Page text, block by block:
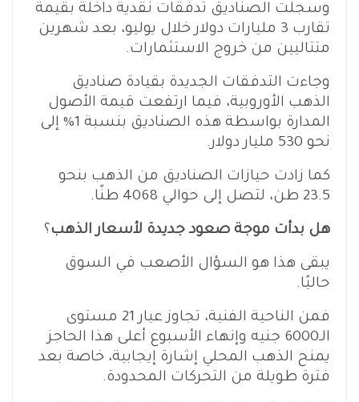
وسجلت الصناديق تدفقات نقدية داخلة بقيمة
تقارب 3 مليارات دولار خلال يوليو، بعد شهرين
متتاليين من خروج الاستثمارات.
وجاءت التدفقات الجديدة بقيادة صناديق
الذهب الأوروبية، فيما ارتفعت قيمة الأصول
المدارة بواسطة هذه الصناديق بنسبة 1% إلى
نحو 530 مليار دولار.
كما زادت حيازات الصناديق من الذهب بنحو
23.5 طن، لتصل إلى حوالي 4068 طنًا.
هل بدأت موجة صعود جديدة لأسعار الذهب؟
يبقى هذا هو السؤال الأصعب في السوق
حاليًا.
فمن الناحية الفنية، تجاوز عيار 21 مستوى
الـ6000 جنيه وإنهاء الأسبوع أعلى هذا الحاجز
يمنح الذهب المحلي إشارة إيجابية، خاصة بعد
فترة طويلة من التحركات المحدودة.